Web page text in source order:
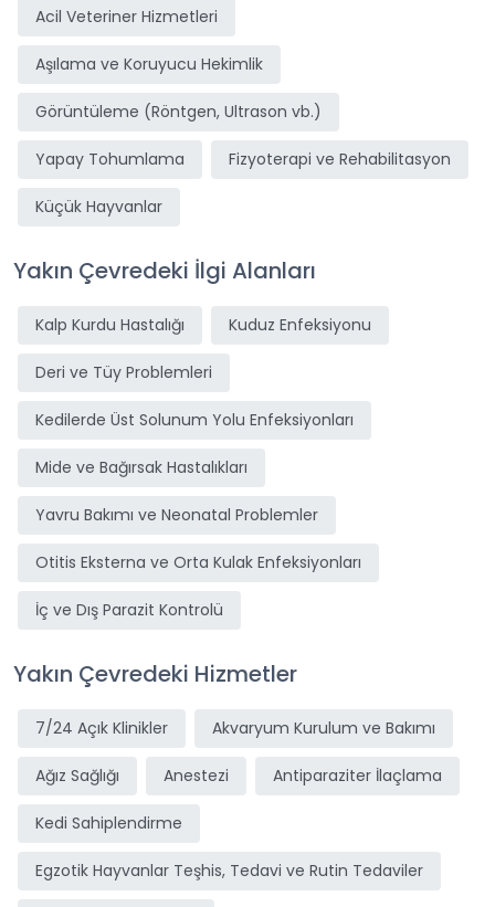
Acil Veteriner Hizmetleri
Aşılama ve Koruyucu Hekimlik
Görüntüleme (Röntgen, Ultrason vb.)
Yapay Tohumlama Fizyoterapi ve Rehabilitasyon
Küçük Hayvanlar
Yakın Çevredeki İlgi Alanları
Kalp Kurdu Hastalığı Kuduz Enfeksiyonu
Deri ve Tüy Problemleri
Kedilerde Üst Solunum Yolu Enfeksiyonları
Mide ve Bağırsak Hastalıkları
Yavru Bakımı ve Neonatal Problemler
Otitis Eksterna ve Orta Kulak Enfeksiyonları
İç ve Dış Parazit Kontrolü
Yakın Çevredeki Hizmetler
7/24 Açık Klinikler Akvaryum Kurulum ve Bakımı
Ağız Sağlığı Anestezi Antiparaziter İlaçlama
Kedi Sahiplendirme
Egzotik Hayvanlar Teşhis, Tedavi ve Rutin Tedaviler